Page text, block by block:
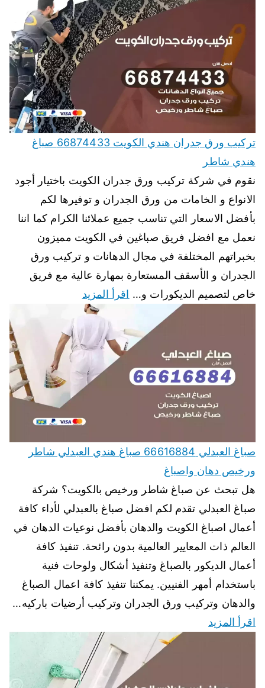
تركيب ورق جدران هندي الكويت 66874433 صباغ
هندي شاطر
نقوم في شركة تركيب ورق جدران الكويت باختيار أجود
الانواع و الخامات من ورق الجدران و توفيرها لكم
بأفضل الاسعار التي تناسب جميع عملائنا الكرام كما اننا
نعمل مع افضل فريق صباغين في الكويت مميزون
بخبراتهم المختلفة في مجال الدهانات و تركيب ورق
الجدران و الأسقف المستعارة بمهارة عالية مع فريق
خاص لتصميم الديكورات و… اقرأ المزيد
صباغ العبدلي 66616884 صباغ هندي العبدلي شاطر
ورخيص دهان واصباغ
هل تبحث عن صباغ شاطر ورخيص بالكويت؟ شركة
صباغ العبدلي تقدم لكم افضل صباغ بالعبدلي لأداء كافة
أعمال اصباغ الكويت والدهان بأفضل نوعيات الدهان في
العالم ذات المعايير العالمية بدون رائحة. تنفيذ كافة
أعمال الديكور بالصباغ وتنفيذ أشكال ولوحات فنية
باستخدام أمهر الفنيين. يمكننا تنفيذ كافة اعمال الصباغ
والدهان وتركيب ورق الجدران وتركيب أرضيات باركيه…
اقرأ المزيد